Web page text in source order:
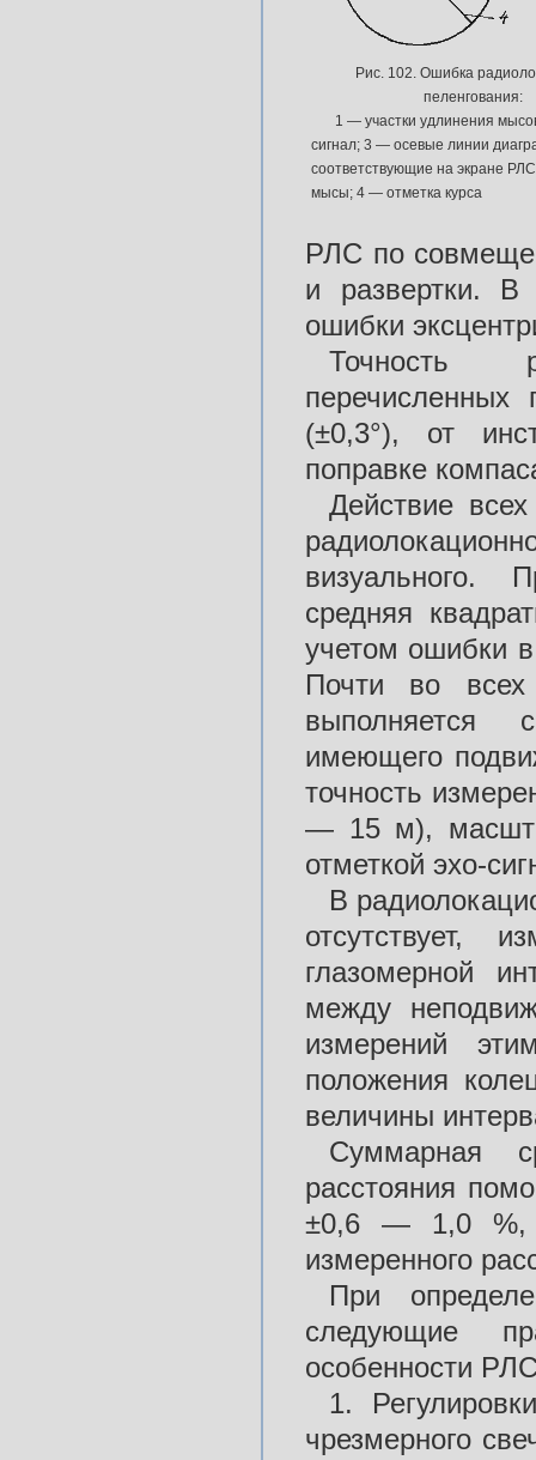
Рис. 102. Ошибка
пеленгования:
1 — участки удлинения
сигнал; 3 — осевые линии
соответствующие на экране
мысы; 4 — отметка курса
РЛС по
и развертки. В
ошибки
Точность
(±0,3°), от
поправке
Действие
визуального.
средняя
учетом ошибки
Почти во всех
выполняется
имеющего
точность
— 15 м),
отметкой эхо-
В
отсутствует,
глазомерной
между
измерений
положения
величины
Суммарная
расстояния
±0,6 — 1,0 %,
измеренного
При
следующие
особенности
1.
чрезмерного